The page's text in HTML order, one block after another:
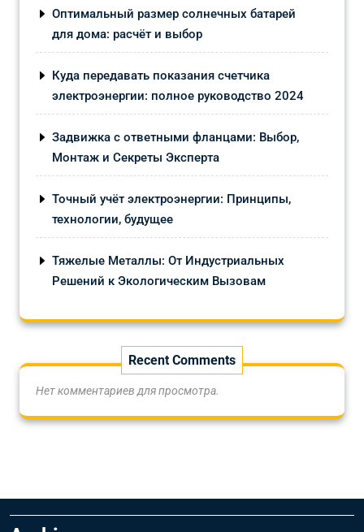
Оптимальный размер солнечных батарей
для дома: расчёт и выбор
Куда передавать показания счетчика
электроэнергии: полное руководство 2024
Задвижка с ответными фланцами: Выбор,
Монтаж и Секреты Эксперта
Точный учёт электроэнергии: Принципы,
технологии, будущее
Тяжелые Металлы: От Индустриальных
Решений к Экологическим Вызовам
Recent Comments
Нет комментариев для просмотра.